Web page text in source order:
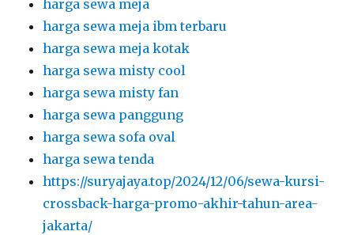
harga sewa meja
harga sewa meja ibm terbaru
harga sewa meja kotak
harga sewa misty cool
harga sewa misty fan
harga sewa panggung
harga sewa sofa oval
harga sewa tenda
https://suryajaya.top/2024/12/06/sewa-kursi-
crossback-harga-promo-akhir-tahun-area-
jakarta/